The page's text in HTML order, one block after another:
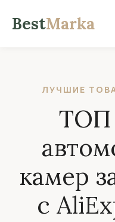
BestMarka
ЛУЧШИЕ
ТОП
камер
с